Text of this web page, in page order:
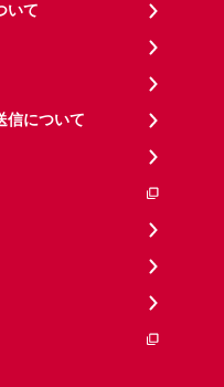
いて
信について